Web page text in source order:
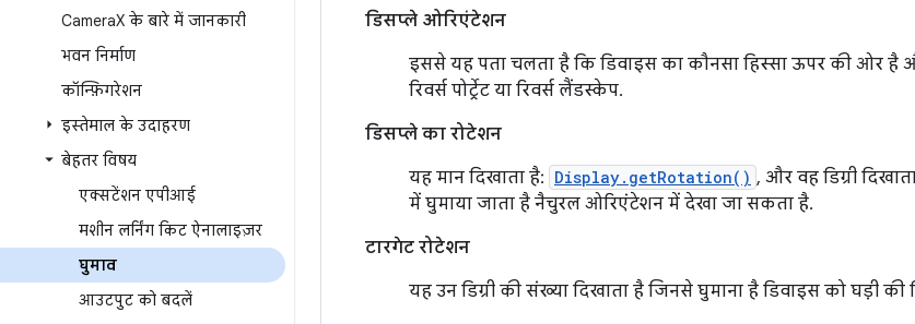
CameraX के बारे में जानकारी
भवन निर्माण
कॉन्फ़िगरेशन
इस्तेमाल के उदाहरण
बेहतर विषय
एक्सटेंशन एपीआई
मशीन लर्निंग किट ऐनालाइज़र
घुमाव
आउटपुट को बदलें
डिसप्ले ओरिएंटेशन
इससे यह पता चलता है कि डिवाइस का कौनसा हिस्सा ऊपर की ओर है
रिवर्स पोर्ट्रेट या रिवर्स लैंडस्केप.
डिसप्ले का रोटेशन
यह मान दिखाता है: Display.getRotation() , और वह डिग्री
में घुमाया जाता है नैचुरल ओरिएंटेशन में देखा जा सकता है.
टारगेट रोटेशन
यह उन डिग्री की संख्या दिखाता है जिनसे घुमाना है डिवाइस को घड़ी